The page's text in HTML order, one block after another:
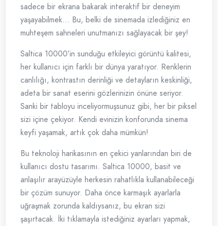
sadece bir ekrana bakarak interaktif bir deneyim
yaşayabilmek… Bu, belki de sinemada izlediğiniz en
muhteşem sahneleri unutmanızı sağlayacak bir şey!
Saltica 10000’in sunduğu etkileyici görüntü kalitesi,
her kullanıcı için farklı bir dünya yaratıyor. Renklerin
canlılığı, kontrastın derinliği ve detayların keskinliği,
adeta bir sanat eserini gözlerinizin önüne seriyor.
Sanki bir tabloyu inceliyormuşsunuz gibi, her bir piksel
sizi içine çekiyor. Kendi evinizin konforunda sinema
keyfi yaşamak, artık çok daha mümkün!
Bu teknoloji harikasının en çekici yanlarından biri de
kullanıcı dostu tasarımı. Saltica 10000, basit ve
anlaşılır arayüzüyle herkesin rahatlıkla kullanabileceği
bir çözüm sunuyor. Daha önce karmaşık ayarlarla
uğraşmak zorunda kaldıysanız, bu ekran sizi
şaşırtacak. İki tıklamayla istediğiniz ayarları yapmak,